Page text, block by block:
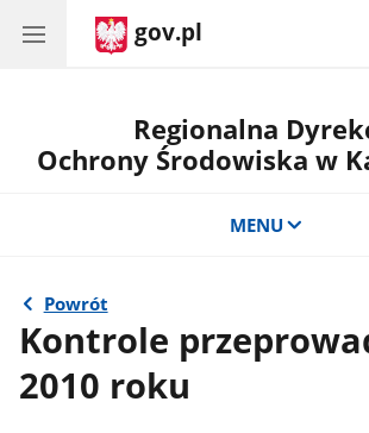
gov.pl
Regionalna
Ochrony Środowiska w
MENU
Powrót
Kontrole
2010 roku